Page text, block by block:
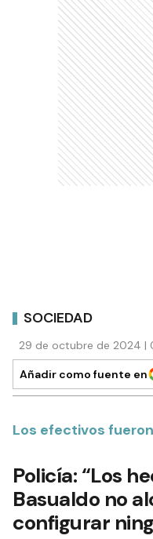
SOCIEDAD
29 de octubre de 2024 |
Añadir como fuente en
Los efectivos
Policía: “Los
Basualdo no
configurar